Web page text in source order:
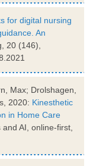
for digital nursing
An
20 (146),
Max; Drolshagen,
2020: Kinesthetic
in Home Care
and AI, online-first,